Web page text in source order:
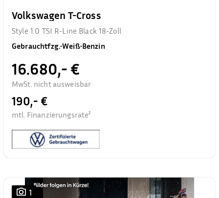
Volkswagen T-Cross
Style 1.0 TSI R-Line Black 18-Zoll
Gebrauchtfzg.•Weiß•Benzin
16.680,- €
MwSt. nicht ausweisbar
190,- €
mtl. Finanzierungsrate²
1